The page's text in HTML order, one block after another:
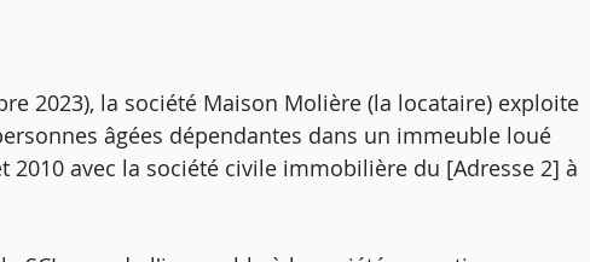
2023), la société Maison Molière (la locataire) exploite
âgées dépendantes dans un immeuble loué
avec la société civile immobilière du [Adresse 2] à